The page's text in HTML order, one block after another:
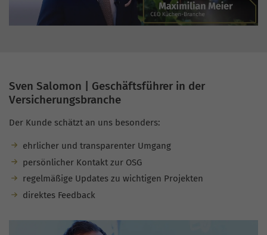
Sven Salomon | Geschäftsführer in der
Versicherungsbranche
Der Kunde schätzt an uns besonders:
ehrlicher und transparenter Umgang
persönlicher Kontakt zur OSG
regelmäßige Updates zu wichtigen Projekten
direktes Feedback